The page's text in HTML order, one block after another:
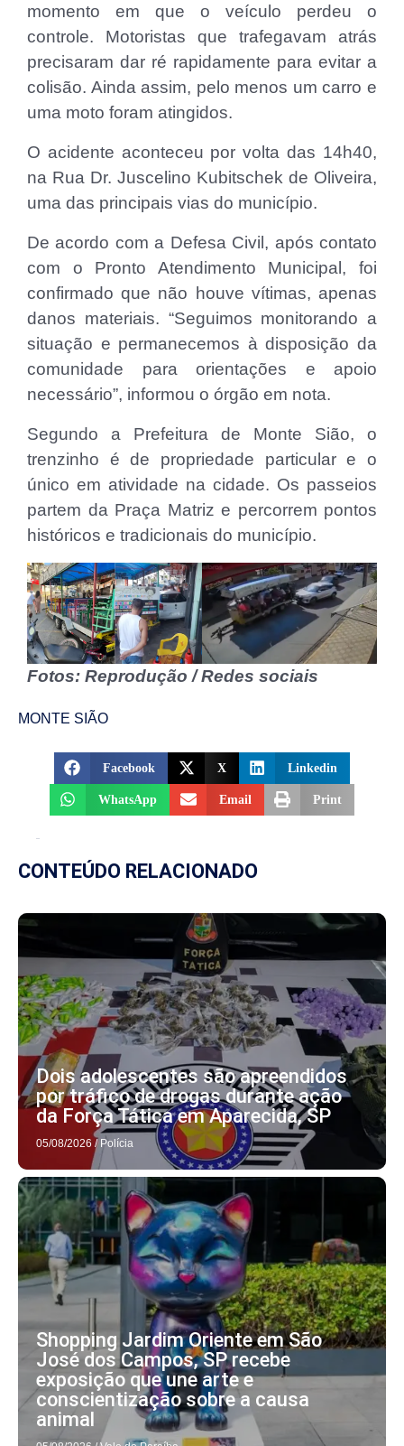
momento em que o veículo perdeu o
controle. Motoristas que trafegavam atrás
precisaram dar ré rapidamente para evitar a
colisão. Ainda assim, pelo menos um carro e
uma moto foram atingidos.
O acidente aconteceu por volta das 14h40,
na Rua Dr. Juscelino Kubitschek de Oliveira,
uma das principais vias do município.
De acordo com a Defesa Civil, após contato
com o Pronto Atendimento Municipal, foi
confirmado que não houve vítimas, apenas
danos materiais. “Seguimos monitorando a
situação e permanecemos à disposição da
comunidade para orientações e apoio
necessário”, informou o órgão em nota.
Segundo a Prefeitura de Monte Sião, o
trenzinho é de propriedade particular e o
único em atividade na cidade. Os passeios
partem da Praça Matriz e percorrem pontos
históricos e tradicionais do município.
Fotos: Reprodução / Redes sociais
MONTE SIÃO
Facebook X Linkedin
WhatsApp Email Print
CONTEÚDO RELACIONADO
Dois adolescentes são apreendidos
por tráfico de drogas durante ação
da Força Tática em Aparecida, SP
05/08/2026 / Polícia
Shopping Jardim Oriente em São
José dos Campos, SP recebe
exposição que une arte e
conscientização sobre a causa
animal